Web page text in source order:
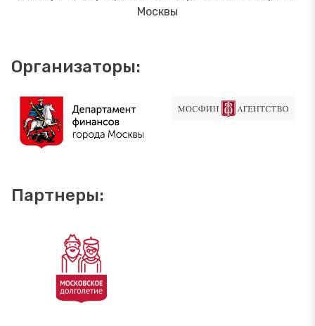
Москвы
Организаторы:
Партнеры: